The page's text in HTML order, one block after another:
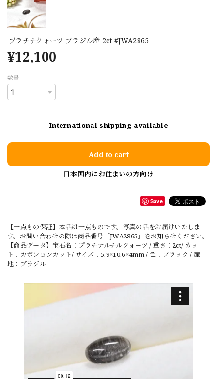
プラチナクォーツ ブラジル産 2ct #JWA2865
¥12,100
数量
International shipping available
Add to cart
日本国内にお住まいの方向け
Save
【一点もの保証】本品は一点ものです。写真の品をお届けいたしま
す。お問い合わせの際は商品番号「JWA2865」をお知らせください。
【商品データ】宝石名：プラチナルチルクォーツ / 重さ：2ct/ カッ
ト：カボションカット/ サイズ：5.9×10.6×4mm / 色：ブラック / 産
地：ブラジル